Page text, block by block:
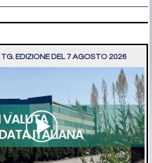
TG. EDIZIONE DEL 7 AGOSTO 2026